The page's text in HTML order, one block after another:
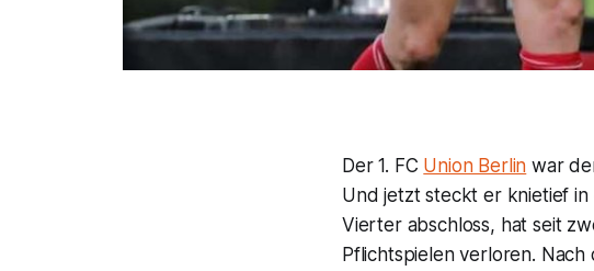
Der 1. FC Union Berlin war
Und jetzt steckt er knietief in
Vierter abschloss, hat seit
Pflichtspielen verloren.